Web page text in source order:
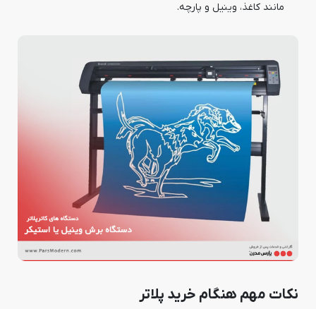
مانند کاغذ، وینیل و پارچه.
نکات مهم هنگام خرید پلاتر